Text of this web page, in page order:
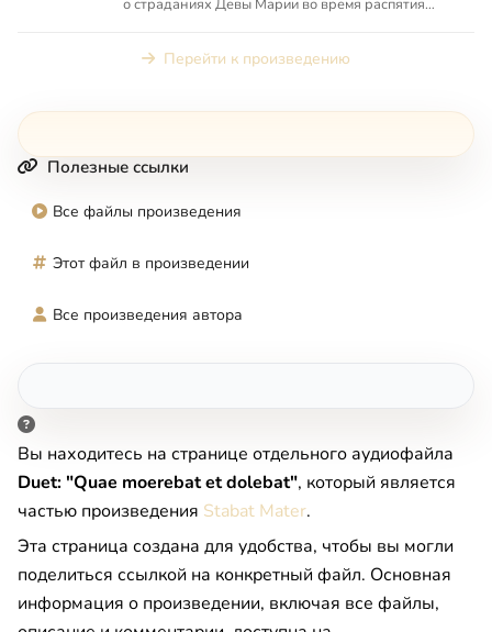
о страданиях Девы Марии во время распятия
Перейти к произведению
Полезные ссылки
Все файлы произведения
Этот файл в произведении
Все произведения автора
Вы находитесь на странице отдельного аудиофайла
Duet: "Quae moerebat et dolebat", который является
частью произведения Stabat Mater.
Эта страница создана для удобства, чтобы вы могли
поделиться ссылкой на конкретный файл. Основная
информация о произведении, включая все файлы,